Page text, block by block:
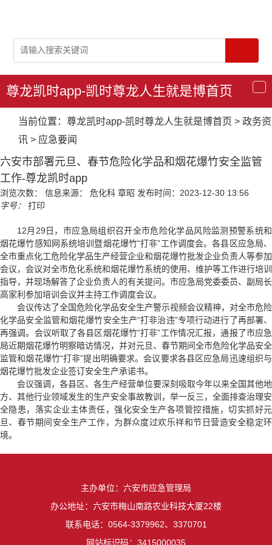
尊龙凯时app-凯时尊龙人生就是博首页
导
航
当前位置： 尊龙凯时app-凯时尊龙人生就是博首页 > 政务资
讯 > 应急要闻
六安市部署元旦、春节危险化学品和烟花爆竹安全监管
工作-尊龙凯时app
浏览次数： 信息来源： 危化科 章昭 发布时间：2023-12-30 13:56
字号：
打印
12月29日，市应急局组织召开全市危险化学品风险监测预警系统和
烟花爆竹感知网系统培训暨烟花爆竹“打非”工作调度会。各县区应急局、
全市重点化工危险化学品生产经营企业和烟花爆竹批发企业负责人等参加
会议，会议对全市危化系统和烟花爆竹系统的使用、维护等工作进行培训
指导，并现场解答了企业负责人的有关提问。市应急局党委委员、副局长
高家利参加培训会议并主持工作调度会议。
会议传达了全国危险化学品安全生产警示视频会议精神，对全市危险
化学品安全监管和烟花爆竹安全生产“打非治违”专项行动进行了再部署、
再强调。会议听取了各县区烟花爆竹“打非”工作情况汇报，通报了市应急
局近期烟花爆竹明察暗访情况，并对元旦、春节期间全市危险化学品安全
监管和烟花爆竹“打非”提出明确要求。会议要求各县区应急局迅速组织与
烟花爆竹批发企业签订安全生产承诺书。
会议强调，各县区、各生产经营单位要深刻吸取今年以来全国其他地
方、其他行业领域发生的生产安全事故教训，举一反三，全面排查治理安
全隐患，落实企业主体责任，强化安全生产各项管控措施，切实抓好元
旦、春节期间安全生产工作，为群众度过欢乐祥和节日营造安全稳定环
境。
主办单位：六安市应急管理局
办公地址：六安市梅山南路农业科技大厦22楼
联系电话：0564-3379962、3370701
网站标识码：3415000035